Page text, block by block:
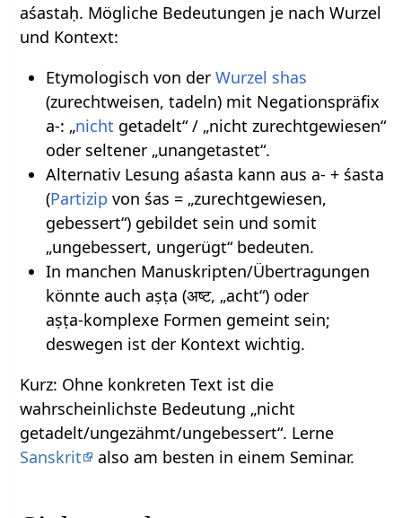
aśastaḥ. Mögliche Bedeutungen je nach Wurzel
und Kontext:
Etymologisch von der Wurzel shas
(zurechtweisen, tadeln) mit Negationspräfix
a‑: „nicht getadelt“ / „nicht zurechtgewiesen“
oder seltener „unangetastet“.
Alternativ Lesung aśasta kann aus a‑ + śasta
(Partizip von śas = „zurechtgewiesen,
gebessert“) gebildet sein und somit
„ungebessert, ungerügt“ bedeuten.
In manchen Manuskripten/Übertragungen
könnte auch aṣṭa (अष्ट, „acht“) oder
aṣṭa‑komplexe Formen gemeint sein;
deswegen ist der Kontext wichtig.
Kurz: Ohne konkreten Text ist die
wahrscheinlichste Bedeutung „nicht
getadelt/ungezähmt/ungebessert“. Lerne
Sanskrit
also am besten in einem Seminar.